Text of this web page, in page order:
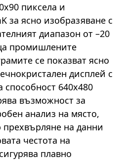
пиксела и
за ясно изобразяване с
диапазон от –20
промишлените
се показват ясно
дисплей с
способност 640x480
възможност за
анализ на място,
на данни
честота на
плавно